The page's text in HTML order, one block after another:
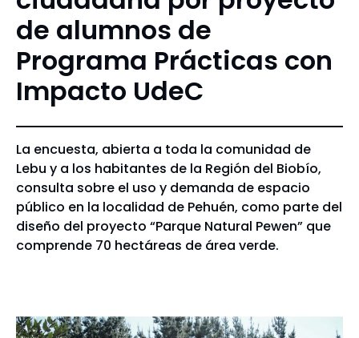
de alumnos de
Programa Prácticas con
Impacto UdeC
La encuesta, abierta a toda la comunidad de
Lebu y a los habitantes de la Región del Biobío,
consulta sobre el uso y demanda de espacio
público en la localidad de Pehuén, como parte del
diseño del proyecto “Parque Natural Pewen” que
comprende 70 hectáreas de área verde.